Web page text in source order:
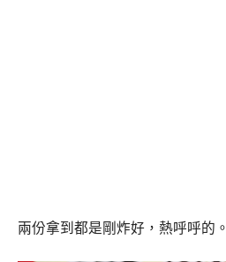
兩份拿到都是剛炸好，熱呼呼的。